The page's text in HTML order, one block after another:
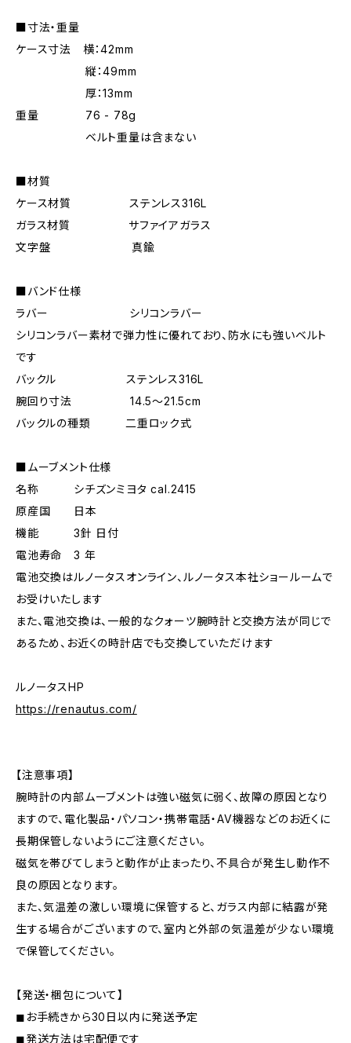
■寸法・重量
ケース寸法 横：42mm
縦：49mm
厚：13mm
重量 76 - 78g
ベルト重量は含まない
■材質
ケース材質 ステンレス316L
ガラス材質 サファイアガラス
文字盤 真鍮
■バンド仕様
ラバー シリコンラバー
シリコンラバー素材で弾力性に優れており、防水にも強いベルト
です
バックル ステンレス316L
腕回り寸法 14.5〜21.5cm
バックルの種類 二重ロック式
■ムーブメント仕様
名称 シチズンミヨタ cal.2415
原産国 日本
機能 3針 日付
電池寿命 3 年
電池交換はルノータスオンライン、ルノータス本社ショールームで
お受けいたします
また、電池交換は、一般的なクォーツ腕時計と交換方法が同じで
あるため、お近くの時計店でも交換していただけます
ルノータスHP
https://renautus.com/
【注意事項】
腕時計の内部ムーブメントは強い磁気に弱く、故障の原因となり
ますので、電化製品・パソコン・携帯電話・AV機器などのお近くに
長期保管しないようにご注意ください。
磁気を帯びてしまうと動作が止まったり、不具合が発生し動作不
良の原因となります。
また、気温差の激しい環境に保管すると、ガラス内部に結露が発
生する場合がございますので、室内と外部の気温差が少ない環境
で保管してください。
【発送・梱包について】
◼︎お手続きから30日以内に発送予定
◼︎発送方法は宅配便です